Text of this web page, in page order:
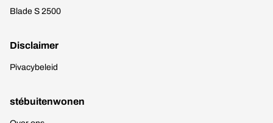
Blade S 2500
Disclaimer
Pivacybeleid
stébuitenwonen